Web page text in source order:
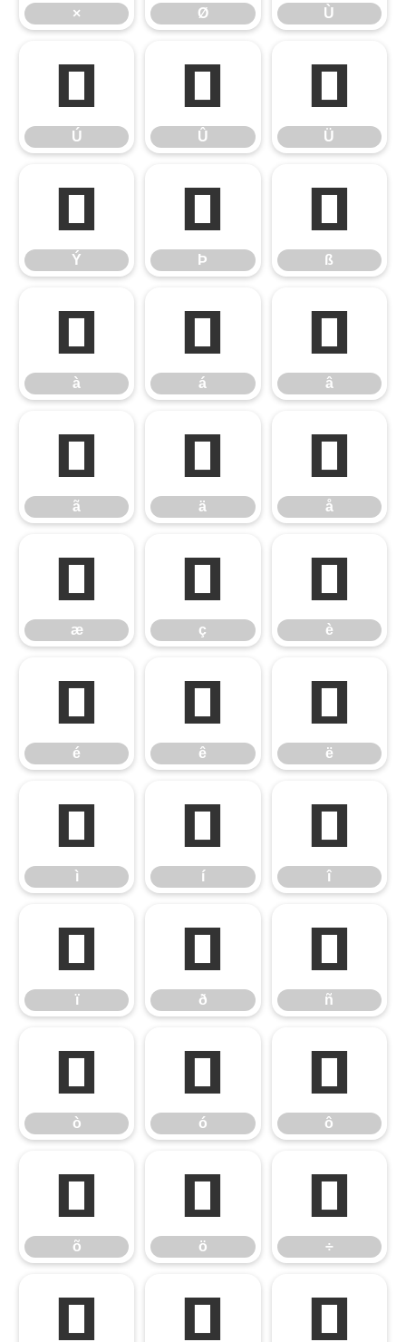
× Ø Ù
Ú
Ú
Û
Û
Ü
Ü
Ý
Ý
Þ
Þ
ß
ß
à
à
á
á
â
â
ã
ã
ä
ä
å
å
æ
æ
ç
ç
è
è
é
é
ê
ê
ë
ë
ì
ì
í
í
î
î
ï
ï
ð
ð
ñ
ñ
ò
ò
ó
ó
ô
ô
õ
õ
ö
ö
÷
÷
ø ù ú